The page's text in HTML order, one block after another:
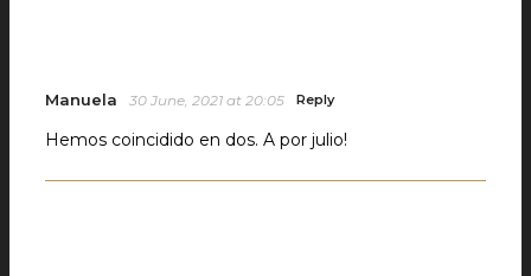
Manuela 30 June, 2021 at 20:05 Reply
Hemos coincidido en dos. A por julio!